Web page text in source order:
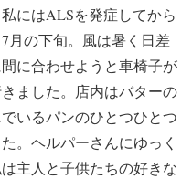
にはALSを発症してから
月の下旬。風は暑く日差
に合わせようと車椅子が
ました。店内はバターの
いるパンのひとつひとつ
。ヘルパーさんにゆっく
主人と子供たちの好きな